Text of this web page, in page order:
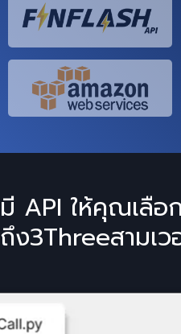
มี API ให้คุณเลือ
ถึง3Threeสามเ